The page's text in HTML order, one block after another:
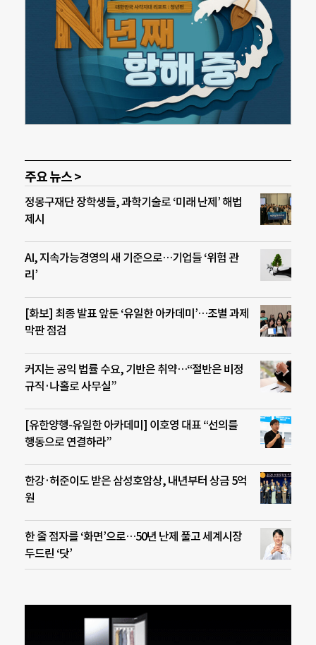
주요 뉴스 >
정몽구재단 장학생들, 과학기술로 ‘미래 난제’ 해법
제시
AI, 지속가능경영의 새 기준으로…기업들 ‘위험 관
리’
[화보] 최종 발표 앞둔 ‘유일한 아카데미’…조별 과제
막판 점검
커지는 공익 법률 수요, 기반은 취약…“절반은 비정
규직·나홀로 사무실”
[유한양행-유일한 아카데미] 이호영 대표 “선의를
행동으로 연결하라”
한강·허준이도 받은 삼성호암상, 내년부터 상금 5억
원
한 줄 점자를 ‘화면’으로…50년 난제 풀고 세계시장
두드린 ‘닷’